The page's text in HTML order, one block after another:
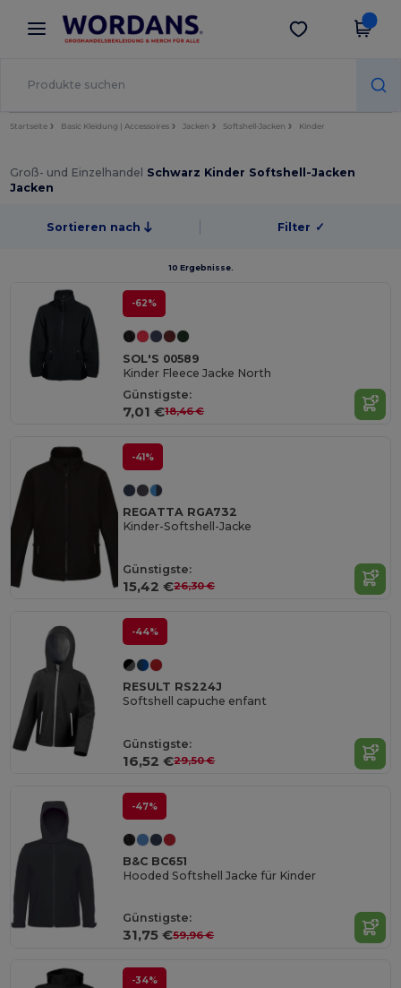
× Wordans App
Bessere Preise in der App!
App holen
Startseite Basic Kleidung | Accessoires Jacken Softshell-Jacken Kinder
Groß- und Einzelhandel Schwarz Kinder Softshell-Jacken
Jacken
Sortieren nach Filter ✓
10 Ergebnisse.
-62%
SOL'S 00589
Kinder Fleece Jacke North
Günstigste:
7,01 €18,46 €
-41%
REGATTA RGA732
Kinder-Softshell-Jacke
Günstigste:
15,42 €26,30 €
-44%
RESULT RS224J
Softshell capuche enfant
Günstigste:
16,52 €29,50 €
-47%
B&C BC651
Hooded Softshell Jacke für Kinder
Günstigste:
31,75 €59,96 €
-34%